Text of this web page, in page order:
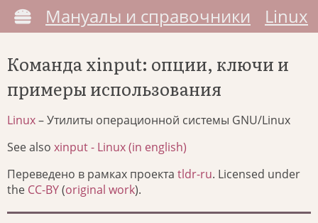
Мануалы и справочники Linux
Команда xinput: опции, ключи и
примеры использования
Linux– Утилиты операционной системы GNU/Linux
See also xinput - Linux (in english)
Переведено в рамках проекта tldr-ru. Licensed under
the CC-BY(original work).